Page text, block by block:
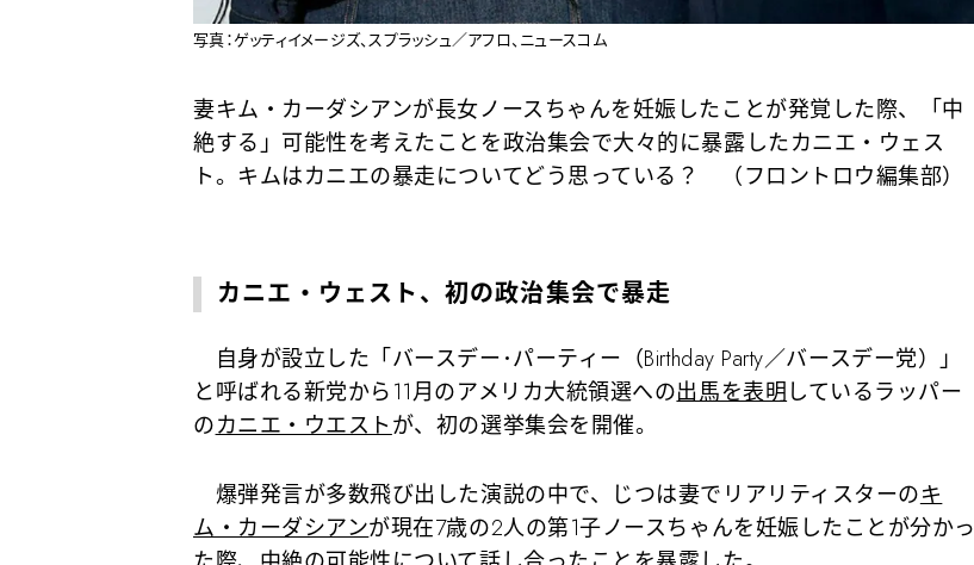
写真：ゲッティイメージズ、スプラッシュ／アフロ、ニュースコム
妻キム・カーダシアンが長女ノースちゃんを妊娠したことが発覚した際、「中
絶する」可能性を考えたことを政治集会で大々的に暴露したカニエ・ウェス
ト。キムはカニエの暴走についてどう思っている？ （フロントロウ編集部）
カニエ・ウェスト、初の政治集会で暴走
自身が設立した「バースデー･パーティー（Birthday Party／バースデー党）」
と呼ばれる新党から11月のアメリカ大統領選への出馬を表明しているラッパー
のカニエ・ウエストが、初の選挙集会を開催。
爆弾発言が多数飛び出した演説の中で、じつは妻でリアリティスターのキ
ム・カーダシアンが現在7歳の2人の第1子ノースちゃんを妊娠したことが分かっ